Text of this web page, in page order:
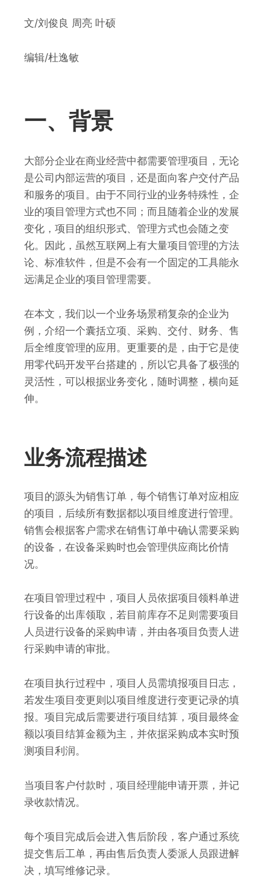
文/刘俊良 周亮 叶硕
编辑/杜逸敏
一、背景
大部分企业在商业经营中都需要管理项目，无论
是公司内部运营的项目，还是面向客户交付产品
和服务的项目。由于不同行业的业务特殊性，企
业的项目管理方式也不同；而且随着企业的发展
变化，项目的组织形式、管理方式也会随之变
化。因此，虽然互联网上有大量项目管理的方法
论、标准软件，但是不会有一个固定的工具能永
远满足企业的项目管理需要。
在本文，我们以一个业务场景稍复杂的企业为
例，介绍一个囊括立项、采购、交付、财务、售
后全维度管理的应用。更重要的是，由于它是使
用零代码开发平台搭建的，所以它具备了极强的
灵活性，可以根据业务变化，随时调整，横向延
伸。
业务流程描述
项目的源头为销售订单，每个销售订单对应相应
的项目，后续所有数据都以项目维度进行管理。
销售会根据客户需求在销售订单中确认需要采购
的设备，在设备采购时也会管理供应商比价情
况。
在项目管理过程中，项目人员依据项目领料单进
行设备的出库领取，若目前库存不足则需要项目
人员进行设备的采购申请，并由各项目负责人进
行采购申请的审批。
在项目执行过程中，项目人员需填报项目日志，
若发生项目变更则以项目维度进行变更记录的填
报。项目完成后需要进行项目结算，项目最终金
额以项目结算金额为主，并依据采购成本实时预
测项目利润。
当项目客户付款时，项目经理能申请开票，并记
录收款情况。
每个项目完成后会进入售后阶段，客户通过系统
提交售后工单，再由售后负责人委派人员跟进解
决，填写维修记录。